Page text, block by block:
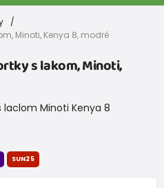
Minoti, Kenya 8, modré
s lakom, Minoti,
laclom Minoti Kenya 8
SUN25